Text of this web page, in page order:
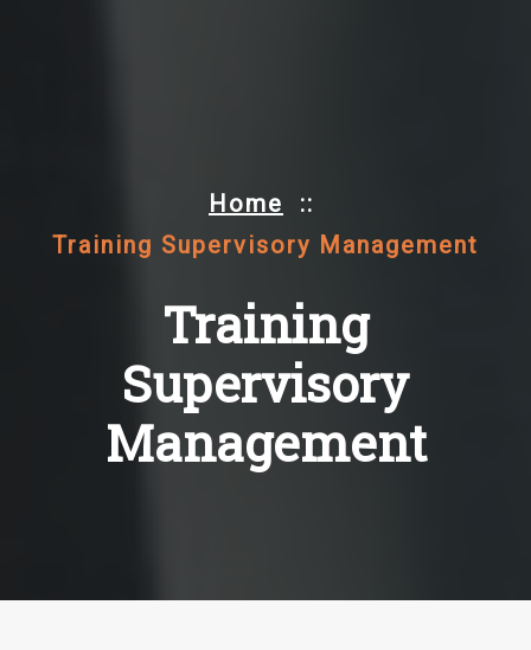
Home ::
Training Supervisory Management
Training
Supervisory
Management